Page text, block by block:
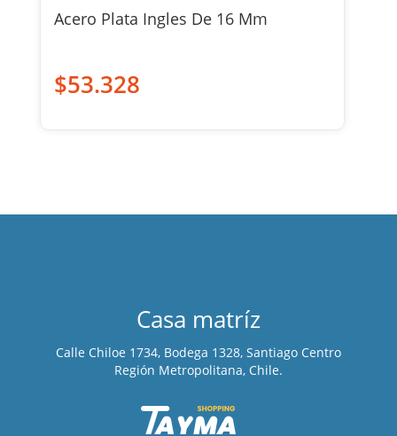
Acero Plata Ingles De 16 Mm
$53.328
Casa matríz
Calle Chiloe 1734, Bodega 1328, Santiago Centro
Región Metropolitana, Chile.